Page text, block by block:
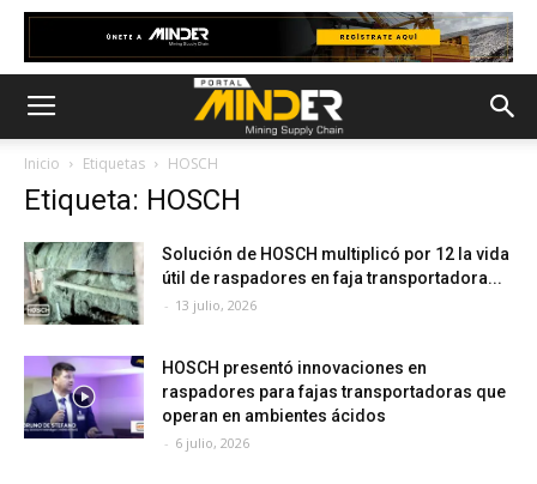
Inicio Etiquetas HOSCH
Etiqueta: HOSCH
Solución de HOSCH multiplicó por 12 la vida
útil de raspadores en faja transportadora...
- 13 julio, 2026
HOSCH presentó innovaciones en
raspadores para fajas transportadoras que
operan en ambientes ácidos
- 6 julio, 2026